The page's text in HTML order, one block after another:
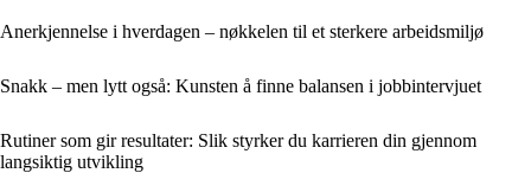
Anerkjennelse i hverdagen – nøkkelen til et sterkere arbeidsmiljø
Snakk – men lytt også: Kunsten å finne balansen i jobbintervjuet
Rutiner som gir resultater: Slik styrker du karrieren din gjennom
langsiktig utvikling